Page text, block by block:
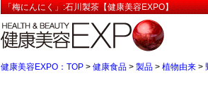
「梅にんにく」:石川製茶【健康美容EXPO】
健康美容EXPO：TOP > 健康食品 > 製品 > 植物由来 >